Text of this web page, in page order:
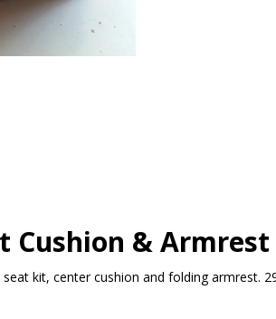
Cushion & Armrest
kit, center cushion and folding armrest.